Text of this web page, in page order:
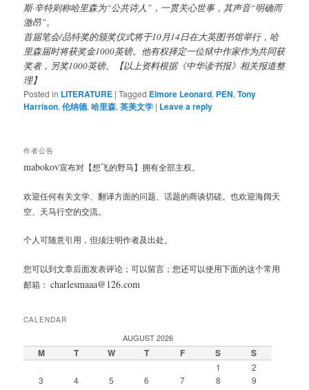
斯·辛特则称哈里森为“公共诗人”，一贯关心世事，其声音“明确而
激昂”。
首届笔会/品特奖的颁奖仪式将于10月14日在大英图书馆举行，哈
里森届时将获奖金1000英镑。他有权择定一位狱中作家作为共同获
奖者，另奖1000英镑。【以上资料根据《中华读书报》相关报道整
理】
Posted in LITERATURE |Tagged Elmore Leonard, PEN,Tony
Harrison,伦纳德,哈里森,英美文学 | Leave a reply
作者公告
mabokov宣布对【想飞的野马】拥有全部主权。
欢迎任何有关文学、翻译方面的问题、话题的商谈切磋。也欢迎海阔天
空、天马行空的交流。
个人可随意引用，但须注明作者及出处。
您可以到文章后面发表评论；可以留言；您还可以使用下面的这个常用
邮箱： charlesmaaa@126.com
CALENDAR
AUGUST 2026
M T W T F S S
1
2
3
4 5 6 7 8
9